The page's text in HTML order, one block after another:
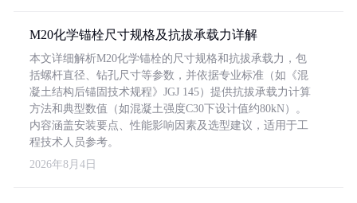
M20化学锚栓尺寸规格及抗拔承载力详解
本文详细解析M20化学锚栓的尺寸规格和抗拔承载力，包
括螺杆直径、钻孔尺寸等参数，并依据专业标准（如《混
凝土结构后锚固技术规程》JGJ 145）提供抗拔承载力计算
方法和典型数值（如混凝土强度C30下设计值约80kN）。
内容涵盖安装要点、性能影响因素及选型建议，适用于工
程技术人员参考。
2026年8月4日